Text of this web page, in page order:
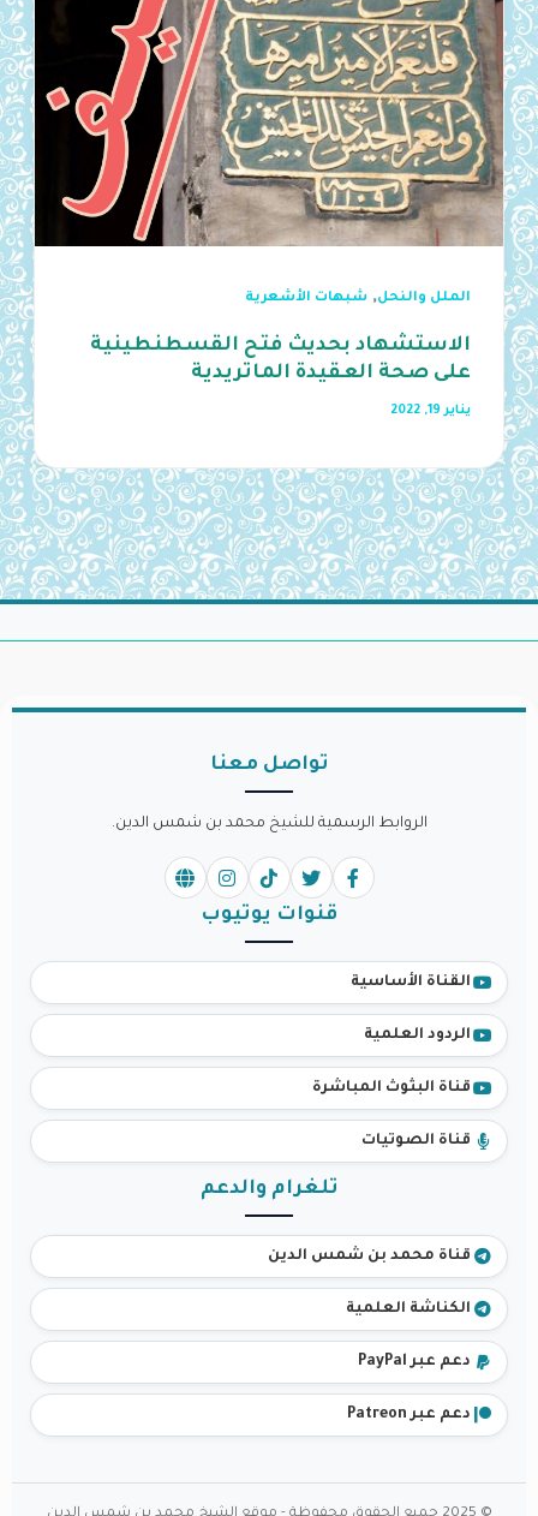
الملل والنحل, شبهات الأشعرية
الاستشهاد بحديث فتح القسطنطينية
على صحة العقيدة الماتريدية
يناير 19, 2022
تواصل معنا
الروابط الرسمية للشيخ محمد بن شمس الدين.
قنوات يوتيوب
القناة الأساسية
الردود العلمية
قناة البثوث المباشرة
قناة الصوتيات
تلغرام والدعم
قناة محمد بن شمس الدين
الكناشة العلمية
دعم عبر PayPal
دعم عبر Patreon